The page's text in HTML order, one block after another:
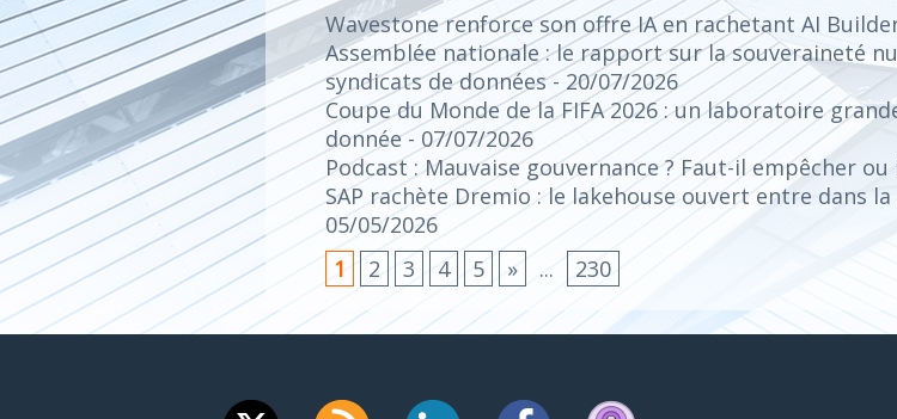
Wavestone renforce son offre IA en rachetant AI
Assemblée nationale : le rapport sur la souveraineté
syndicats de données - 20/07/2026
Coupe du Monde de la FIFA 2026 : un laboratoire
donnée - 07/07/2026
Podcast : Mauvaise gouvernance ? Faut-il empêcher
SAP rachète Dremio : le lakehouse ouvert entre dans la
05/05/2026
1
2 3 4 5 » ... 230